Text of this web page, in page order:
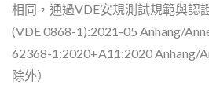
相同，通過VDE安規測試規範與認
(VDE 0868-1):2021-05 Anhang/
62368-1:2020+A11:2020 Anhang/
除外）